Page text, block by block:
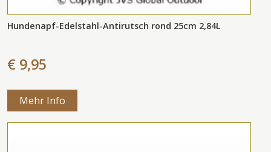
Hundenapf-Edelstahl-Antirutsch rond 25cm 2,84L
€ 9,95
Mehr Info